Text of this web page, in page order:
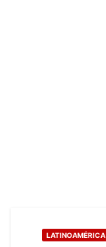
LATINOAMÉRICA